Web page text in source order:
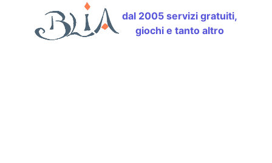
dal 2005 servizi gratuiti,
giochi e tanto altro